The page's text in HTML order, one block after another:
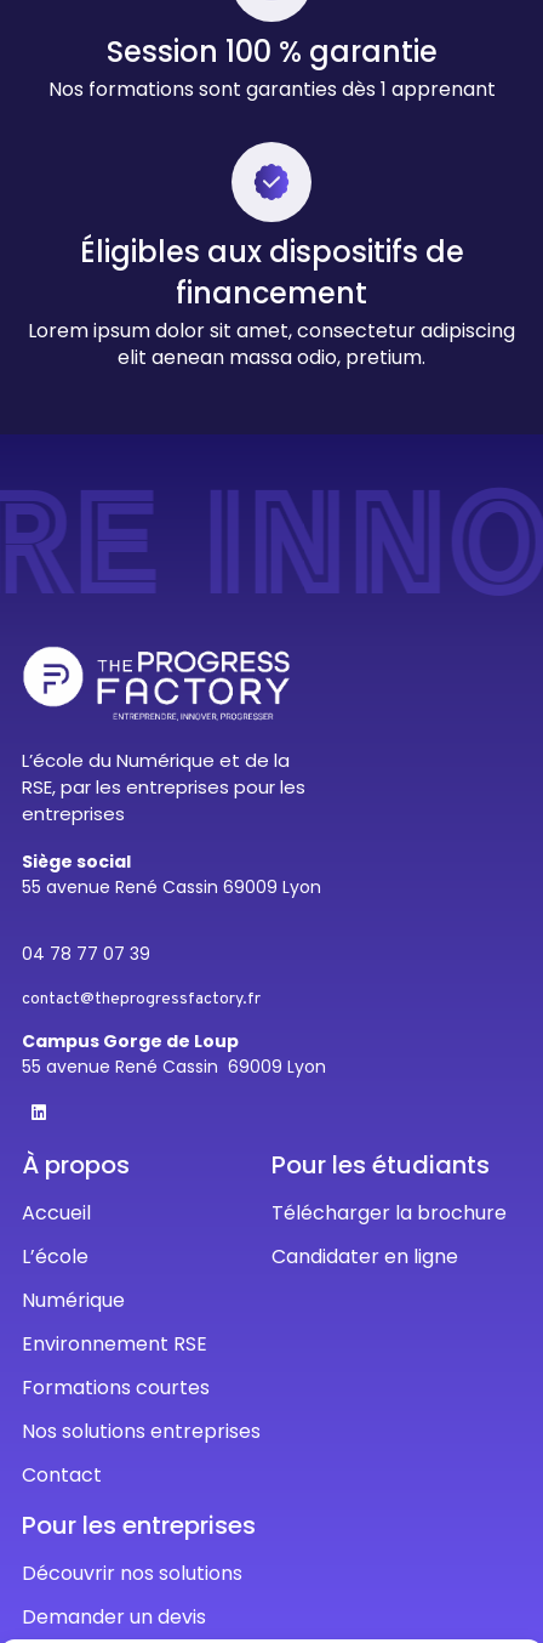
Session 100 % garantie
Nos formations sont garanties dès 1 apprenant
Éligibles aux dispositifs de
financement
Lorem ipsum dolor sit amet, consectetur adipiscing
elit aenean massa odio, pretium.
L’école du Numérique et de la
RSE, par les entreprises pour les
entreprises
Siège social
55 avenue René Cassin 69009 Lyon
04 78 77 07 39
contact@theprogressfactory.fr
Campus Gorge de Loup
55 avenue René Cassin 69009 Lyon
À propos
Accueil
L’école
Numérique
Environnement RSE
Formations courtes
Nos solutions entreprises
Contact
Pour les étudiants
Télécharger la brochure
Candidater en ligne
Pour les entreprises
Découvrir nos solutions
Demander un devis